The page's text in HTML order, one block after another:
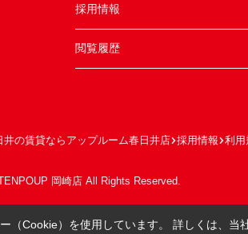
採用情報
閲覧履歴
井の賃貸ならアップルーム春日井店 採用情報 利用
岡崎店 All Rights Reserved.
（Cookie）を使用しています。 詳しくは、当